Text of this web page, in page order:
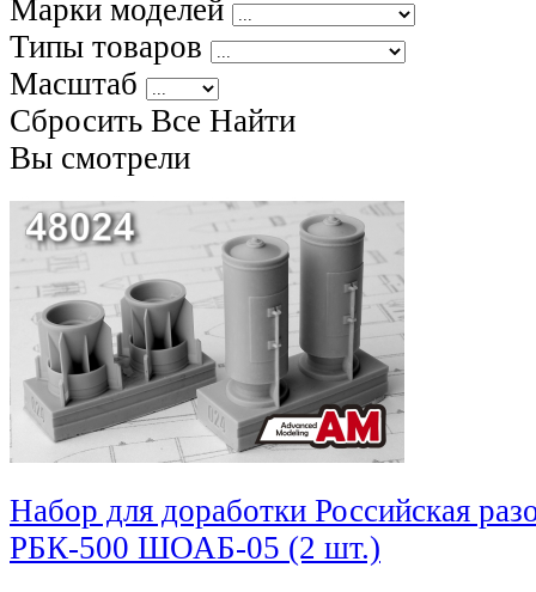
Марки моделей
Типы товаров
Масштаб
Сбросить Все Найти
Вы смотрели
Набор для доработки Российская
РБК-500 ШОАБ-05 (2 шт.)